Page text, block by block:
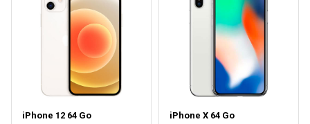
iPhone 12 64 Go iPhone X 64 Go